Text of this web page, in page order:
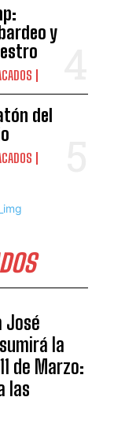
y
del
José
la
de Marzo:
las